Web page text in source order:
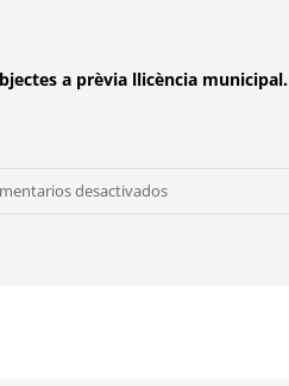
a prèvia llicència municipal.
desactivadosen